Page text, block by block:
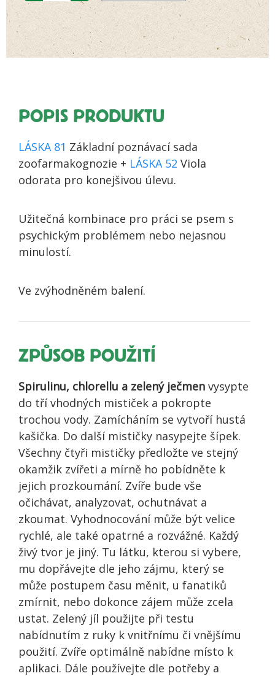
Rozšířená
zoofarmakognozie
množství
POPIS PRODUKTU
LÁSKA 81 Základní poznávací sada
zoofarmakognozie + LÁSKA 52 Viola
odorata pro konejšivou úlevu.
Užitečná kombinace pro práci se psem s
psychickým problémem nebo nejasnou
minulostí.
Ve zvýhodněném balení.
ZPŮSOB POUŽITÍ
Spirulinu, chlorellu a zelený ječmen vysypte
do tří vhodných mističek a pokropte
trochou vody. Zamícháním se vytvoří hustá
kašička. Do další mističky nasypejte šípek.
Všechny čtyři mističky předložte ve stejný
okamžik zvířeti a mírně ho pobídněte k
jejich prozkoumání. Zvíře bude vše
očichávat, analyzovat, ochutnávat a
zkoumat. Vyhodnocování může být velice
rychlé, ale také opatrné a rozvážné. Každý
živý tvor je jiný. Tu látku, kterou si vybere,
mu dopřávejte dle jeho zájmu, který se
může postupem času měnit, u fanatiků
zmírnit, nebo dokonce zájem může zcela
ustat. Zelený jíl použijte při testu
nabídnutím z ruky k vnitřnímu či vnějšímu
použití. Zvíře optimálně nabídne místo k
aplikaci. Dále používejte dle potřeby a